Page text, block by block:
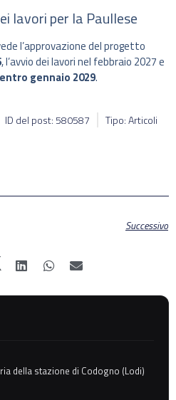
lavori per la Paullese
l’approvazione del progetto
, l’avvio dei lavori nel febbraio 2027 e
entro gennaio 2029.
ID del post: 580587 Tipo: Articoli
Successivo
della stazione di Codogno (Lodi)